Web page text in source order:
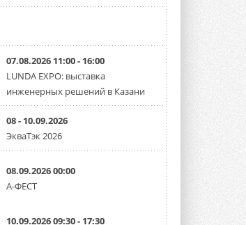
«Русклимат» укрепляет
партнёрство за Уралом
Президент Омского землячества в
Москве Михаил Тимошенко посетил
Омск с трёхдневным рабочим визитом ...
31 ИЮЛЯ 2026
Carrier модернизирует
флагманский чиллер AquaEdge
19XR
Чиллер получил новую версию,
работающую на хладагенте R1234ze ...
31 ИЮЛЯ 2026
Mitsubishi расширяет
07.08.2026 11:00 - 16:00
LUNDA EXPO: выставка
инженерных решений в Казани
08 - 10.09.2026
ЭкваТэк 2026
08.09.2026 00:00
А-ФЕСТ
10.09.2026 09:30 - 17:30